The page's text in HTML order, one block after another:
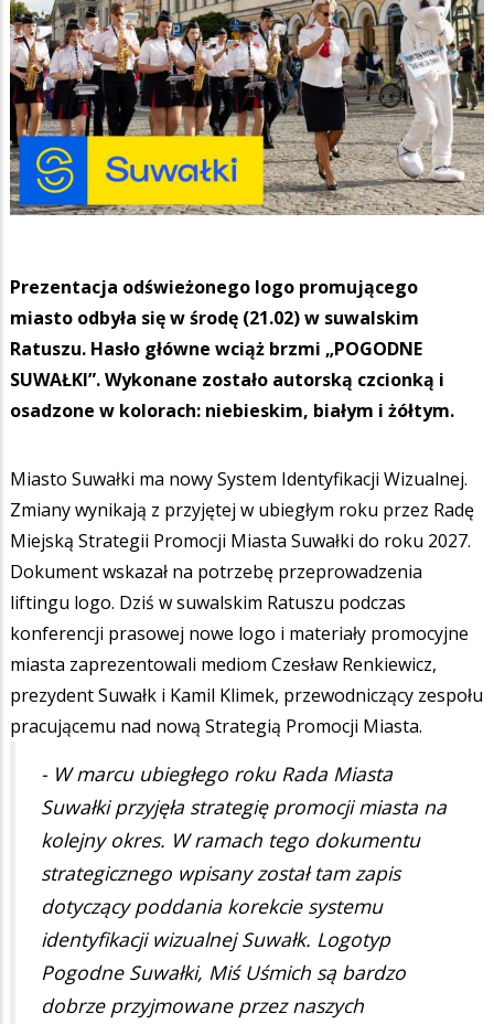
Prezentacja odświeżonego logo promującego
miasto odbyła się w środę (21.02) w suwalskim
Ratuszu. Hasło główne wciąż brzmi „POGODNE
SUWAŁKI”. Wykonane zostało autorską czcionką i
osadzone w kolorach: niebieskim, białym i żółtym.
Miasto Suwałki ma nowy System Identyfikacji Wizualnej.
Zmiany wynikają z przyjętej w ubiegłym roku przez Radę
Miejską Strategii Promocji Miasta Suwałki do roku 2027.
Dokument wskazał na potrzebę przeprowadzenia
liftingu logo. Dziś w suwalskim Ratuszu podczas
konferencji prasowej nowe logo i materiały promocyjne
miasta zaprezentowali mediom Czesław Renkiewicz,
prezydent Suwałk i Kamil Klimek, przewodniczący zespołu
pracującemu nad nową Strategią Promocji Miasta.
- W marcu ubiegłego roku Rada Miasta
Suwałki przyjęła strategię promocji miasta na
kolejny okres. W ramach tego dokumentu
strategicznego wpisany został tam zapis
dotyczący poddania korekcie systemu
identyfikacji wizualnej Suwałk. Logotyp
Pogodne Suwałki, Miś Uśmich są bardzo
dobrze przyjmowane przez naszych